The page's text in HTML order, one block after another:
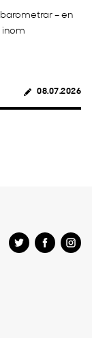
– en
inom
08.07.2026